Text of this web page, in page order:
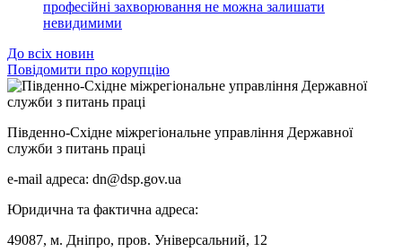
професійні захворювання не можна залишати
невидимими
До всіх новин
Повідомити про корупцію
Південно-Східне міжрегіональне управління Державної
служби з питань праці
e-mail адреса: dn@dsp.gov.ua
Юридична та фактична адреса:
49087, м. Дніпро, пров. Універсальний, 12